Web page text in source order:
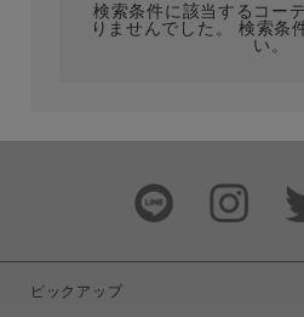
ブランド
検索条件に該当するコー
りませんでした。 検索条
い。
ピックアップ